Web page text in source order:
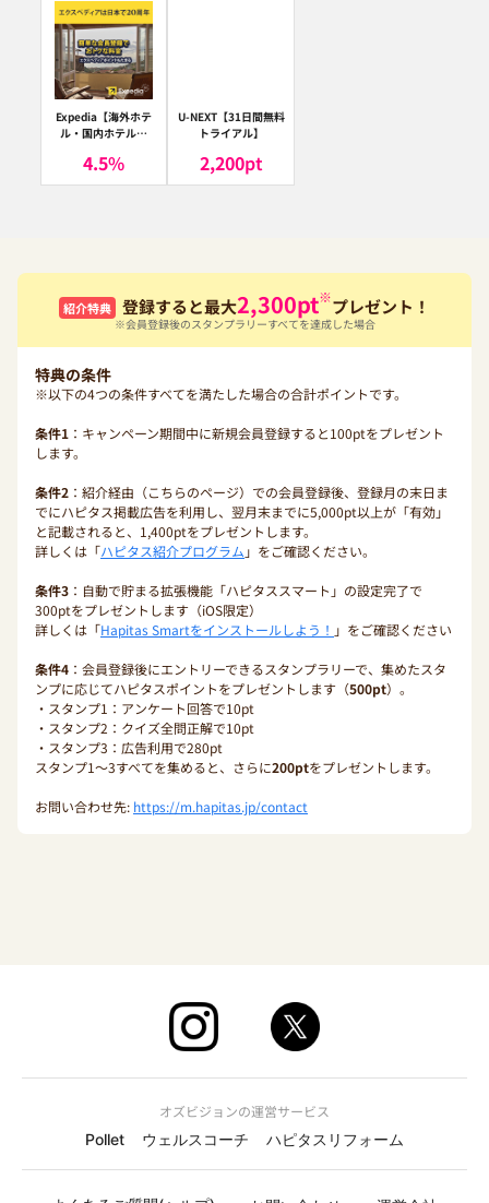
Expedia【海外ホテ
ル・国内ホテル予
ア）
4.5%
U-NEXT【31日間無料
トライアル】
2,200pt
紹介特典 登録すると最大2,300pt※プレゼント！
※会員登録後のスタンプラリーすべてを達成した場合
特典の条件
※以下の4つの条件すべてを満たした場合の合計ポイントです。
条件1 ：キャンペーン期間中に新規会員登録すると100ptをプレゼント
します。
条件2 ：紹介経由（こちらのページ）での会員登録後、登録月の末日ま
でにハピタス掲載広告を利用し、翌月末までに5,000pt以上が「有効」
と記載されると、1,400ptをプレゼントします。
詳しくは「ハピタス紹介プログラム 」をご確認ください。
条件3 ：自動で貯まる拡張機能「ハピタススマート」の設定完了で
300ptをプレゼントします（iOS限定）
詳しくは「Hapitas Smartをインストールしよう！ 」をご確認ください
条件4 ：会員登録後にエントリーできるスタンプラリーで、集めたスタ
ンプに応じてハピタスポイントをプレゼントします（500pt）。
・スタンプ1：アンケート回答で10pt
・スタンプ2：クイズ全問正解で10pt
・スタンプ3：広告利用で280pt
スタンプ1〜3すべてを集めると、さらに200ptをプレゼントします。
お問い合わせ先: https://m.hapitas.jp/contact
オズビジョンの運営サービス
Pollet
ウェルスコーチ ハピタスリフォーム